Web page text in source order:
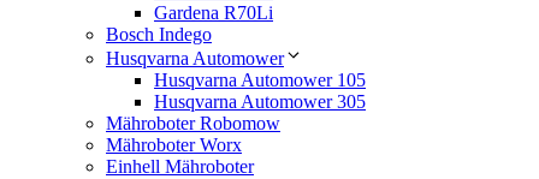
Gardena R70Li
Bosch Indego
Husqvarna Automower
Husqvarna Automower 105
Husqvarna Automower 305
Mähroboter Robomow
Mähroboter Worx
Einhell Mähroboter